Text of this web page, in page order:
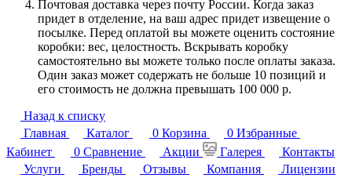
Почтовая доставка через почту России. Когда заказ
придет в отделение, на ваш адрес придет извещение о
посылке. Перед оплатой вы можете оценить состояние
коробки: вес, целостность. Вскрывать коробку
самостоятельно вы можете только после оплаты заказа.
Один заказ может содержать не больше 10 позиций и
его стоимость не должна превышать 100 000 р.
Назад к списку
Главная
Каталог 0 Корзина 0 Избранные
Кабинет
0 Сравнение Акции Галерея
Контакты
Услуги
Бренды Отзывы Компания
Лицензии